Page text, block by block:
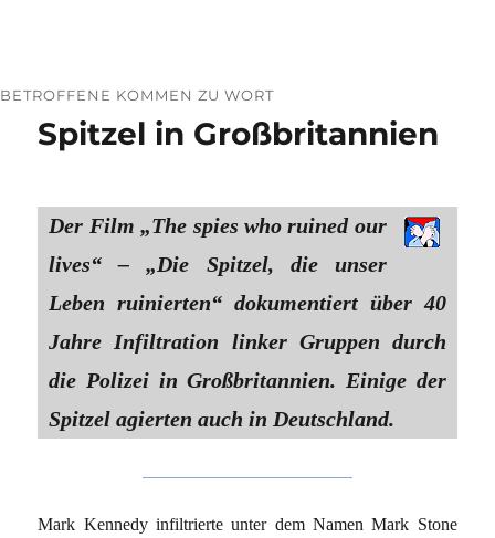
BETROFFENE KOMMEN ZU WORT
Spitzel in Großbritannien
Der Film „The spies who ruined our
lives“ – „Die Spitzel, die unser
Leben ruinierten“ dokumentiert über 40
Jahre Infiltration linker Gruppen durch
die Polizei in Großbritannien. Einige der
Spitzel agierten auch in Deutschland.
Mark Kennedy infiltrierte unter dem Namen Mark Stone